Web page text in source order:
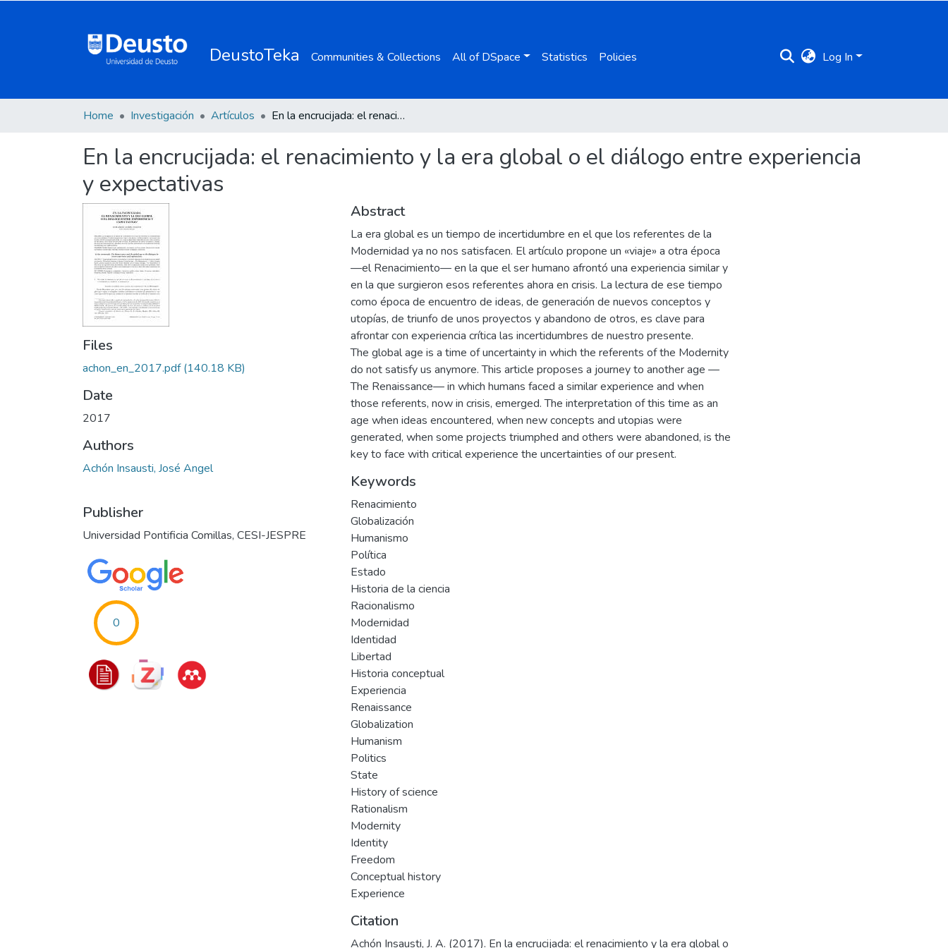
DeustoTeka Communities & Collections All of DSpace Statistics Policies Log In
Home Investigación Artículos En la encrucijada: el renacimiento y la era global o el diálogo entre experiencia y expectativas
En la encrucijada: el renacimiento y la era global o el diálogo entre experiencia
y expectativas
Files
achon_en_2017.pdf(140.18 KB)
Date
2017
Authors
Achón Insausti, José Angel
Publisher
Universidad Pontificia Comillas, CESI-JESPRE
0
Abstract
La era global es un tiempo de incertidumbre en el que los referentes de la
Modernidad ya no nos satisfacen. El artículo propone un «viaje» a otra época
—el Renacimiento— en la que el ser humano afrontó una experiencia similar y
en la que surgieron esos referentes ahora en crisis. La lectura de ese tiempo
como época de encuentro de ideas, de generación de nuevos conceptos y
utopías, de triunfo de unos proyectos y abandono de otros, es clave para
afrontar con experiencia crítica las incertidumbres de nuestro presente.
The global age is a time of uncertainty in which the referents of the Modernity
do not satisfy us anymore. This article proposes a journey to another age —
The Renaissance— in which humans faced a similar experience and when
those referents, now in crisis, emerged. The interpretation of this time as an
age when ideas encountered, when new concepts and utopias were
generated, when some projects triumphed and others were abandoned, is the
key to face with critical experience the uncertainties of our present.
Keywords
Renacimiento
Globalización
Humanismo
Política
Estado
Historia de la ciencia
Racionalismo
Modernidad
Identidad
Libertad
Historia conceptual
Experiencia
Renaissance
Globalization
Humanism
Politics
State
History of science
Rationalism
Modernity
Identity
Freedom
Conceptual history
Experience
Citation
Achón Insausti, J. A. (2017). En la encrucijada: el renacimiento y la era global o